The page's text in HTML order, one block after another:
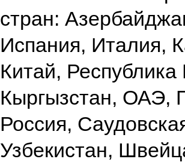
стран:
Испания, Италия,
Китай, Республика
Кыргызстан, ОАЭ,
Россия,
Узбекистан,